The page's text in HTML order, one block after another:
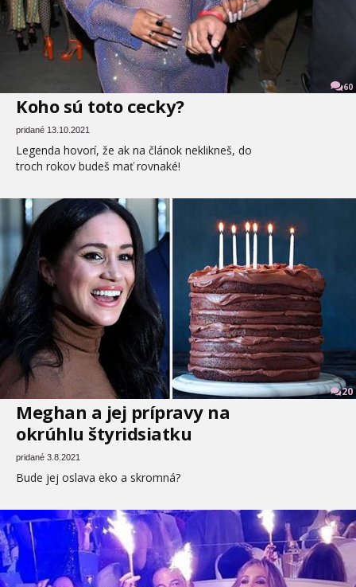
60
Koho sú toto cecky?
pridané 13.10.2021
Legenda hovorí, že ak na článok neklikneš, do
troch rokov budeš mať rovnaké!
20
Meghan a jej prípravy na
okrúhlu štyridsiatku
pridané 3.8.2021
Bude jej oslava eko a skromná?